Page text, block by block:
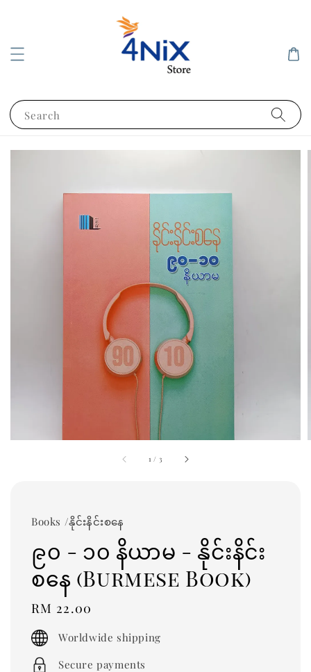
Search
1 / 3
Books /နိုင်းနိင်းစနေ
၉၀ - ၁၀ နိယာမ - နိုင်းနိင်း
စနေ (Burmese Book)
Regular
price
RM 22.00
Worldwide shipping
Secure payments